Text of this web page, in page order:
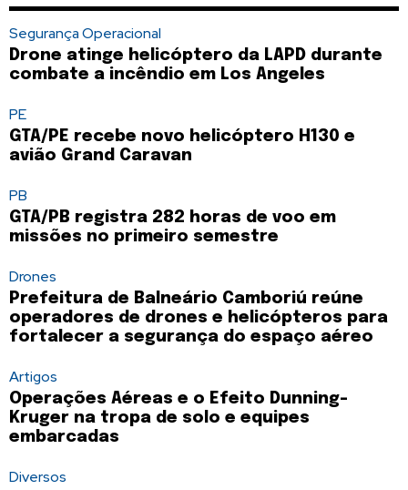
Segurança Operacional
Drone atinge helicóptero da LAPD durante
combate a incêndio em Los Angeles
PE
GTA/PE recebe novo helicóptero H130 e
avião Grand Caravan
PB
GTA/PB registra 282 horas de voo em
missões no primeiro semestre
Drones
Prefeitura de Balneário Camboriú reúne
operadores de drones e helicópteros para
fortalecer a segurança do espaço aéreo
Artigos
Operações Aéreas e o Efeito Dunning-
Kruger na tropa de solo e equipes
embarcadas
Diversos